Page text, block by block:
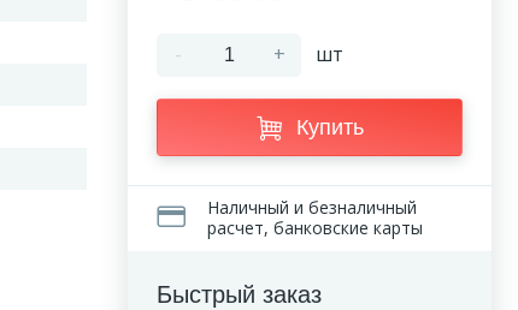
- + шт
Купить
Наличный и безналичный
расчет, банковские карты
Быстрый заказ